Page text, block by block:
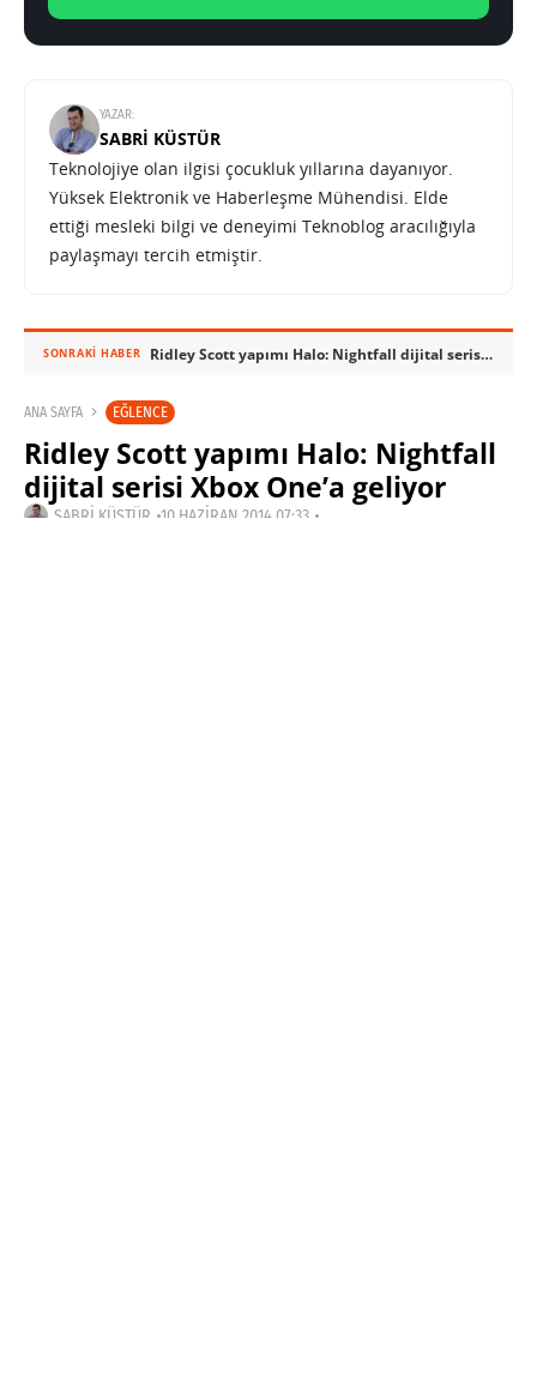
YAZAR:
SABRI KÜSTÜR
Teknolojiye olan ilgisi çocukluk yıllarına dayanıyor.
Yüksek Elektronik ve Haberleşme Mühendisi. Elde
ettiği mesleki bilgi ve deneyimi Teknoblog aracılığıyla
paylaşmayı tercih etmiştir.
SONRAKI HABER Ridley Scott yapımı Halo: Nightfall dijital serisi Xbox One’a geliyor
ANA SAYFA EĞLENCE
Ridley Scott yapımı Halo: Nightfall
dijital serisi Xbox One’a geliyor
SABRI KÜSTÜR 10 HAZIRAN 2014 07:33